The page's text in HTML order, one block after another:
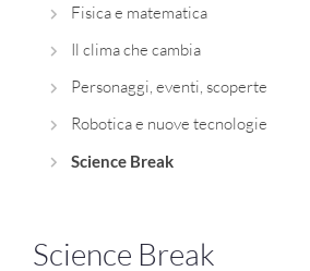
Fisica e matematica
Il clima che cambia
Personaggi, eventi, scoperte
Robotica e nuove tecnologie
Science Break
Science Break